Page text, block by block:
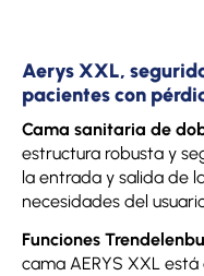
Aerys XXL,
pacientes con
Cama sanitaria de
estructura robusta y
la entrada y salida de
necesidades del
Funciones
cama AERYS XXL